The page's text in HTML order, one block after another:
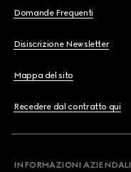
Domande Frequenti
Disiscrizione Newsletter
Mappa del sito
Recedere dal contratto qui
INFORMAZIONI AZIENDALI